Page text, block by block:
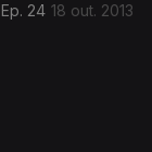
Ep. 24 18 out. 2013